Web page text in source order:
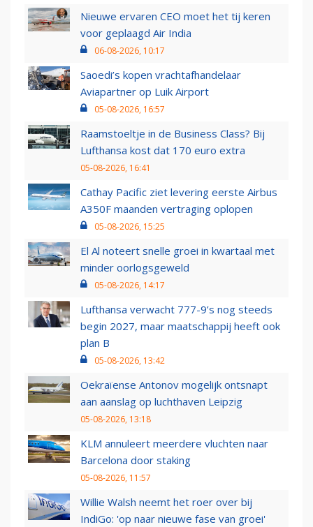
Nieuwe ervaren CEO moet het tij keren
voor geplaagd Air India
06-08-2026, 10:17
Saoedi’s kopen vrachtafhandelaar
Aviapartner op Luik Airport
05-08-2026, 16:57
Raamstoeltje in de Business Class? Bij
Lufthansa kost dat 170 euro extra
05-08-2026, 16:41
Cathay Pacific ziet levering eerste Airbus
A350F maanden vertraging oplopen
05-08-2026, 15:25
El Al noteert snelle groei in kwartaal met
minder oorlogsgeweld
05-08-2026, 14:17
Lufthansa verwacht 777-9’s nog steeds
begin 2027, maar maatschappij heeft ook
plan B
05-08-2026, 13:42
Oekraïense Antonov mogelijk ontsnapt
aan aanslag op luchthaven Leipzig
05-08-2026, 13:18
KLM annuleert meerdere vluchten naar
Barcelona door staking
05-08-2026, 11:57
Willie Walsh neemt het roer over bij
IndiGo: 'op naar nieuwe fase van groei'